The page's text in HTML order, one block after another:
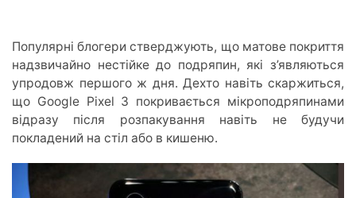
Популярні блогери стверджують, що матове покриття
надзвичайно нестійке до подряпин, які з’являються
упродовж першого ж дня. Дехто навіть скаржиться,
що Google Pixel 3 покривається мікроподряпинами
відразу після розпакування навіть не будучи
покладений на стіл або в кишеню.